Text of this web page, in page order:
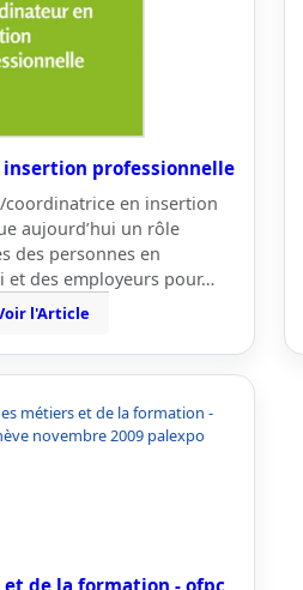
professionnelle
en insertion
aujourd’hui un rôle
des personnes en
et des employeurs pour…
l'Article
de la formation - ofpc